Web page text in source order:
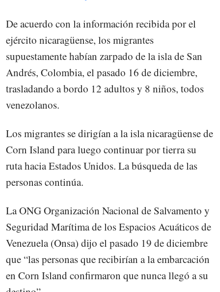
De acuerdo con la información recibida por el
ejército nicaragüense, los migrantes
supuestamente habían zarpado de la isla de San
Andrés, Colombia, el pasado 16 de diciembre,
trasladando a bordo 12 adultos y 8 niños, todos
venezolanos.
Los migrantes se dirigían a la isla nicaragüense de
Corn Island para luego continuar por tierra su
ruta hacia Estados Unidos. La búsqueda de las
personas continúa.
La ONG Organización Nacional de Salvamento y
Seguridad Marítima de los Espacios Acuáticos de
Venezuela (Onsa) dijo el pasado 19 de diciembre
que “las personas que recibirían a la embarcación
en Corn Island confirmaron que nunca llegó a su